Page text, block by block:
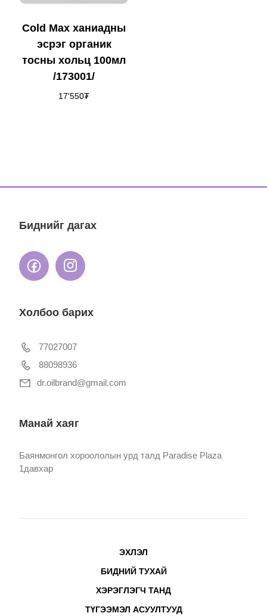
Cold Max ханиадны
эсрэг органик
тосны хольц 100мл
/173001/
17'550₮
Биднийг дагах
Холбоо барих
77027007
88098936
dr.oilbrand@gmail.com
Манай хаяг
Баянмонгол хороололын урд талд Paradise Plaza
1давхар
ЭХЛЭЛ
БИДНИЙ ТУХАЙ
ХЭРЭГЛЭГЧ ТАНД
ТҮГЭЭМЭЛ АСУУЛТУУД